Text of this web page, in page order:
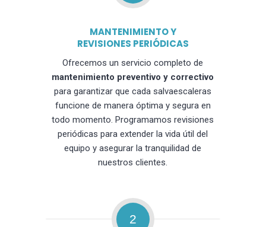
MANTENIMIENTO Y
REVISIONES PERIÓDICAS
Ofrecemos un servicio completo de
mantenimiento preventivo y correctivo
para garantizar que cada salvaescaleras
funcione de manera óptima y segura en
todo momento. Programamos revisiones
periódicas para extender la vida útil del
equipo y asegurar la tranquilidad de
nuestros clientes.
2